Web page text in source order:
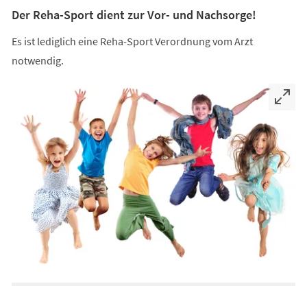
Der Reha-Sport dient zur Vor- und Nachsorge!
Es ist lediglich eine Reha-Sport Verordnung vom Arzt
notwendig.